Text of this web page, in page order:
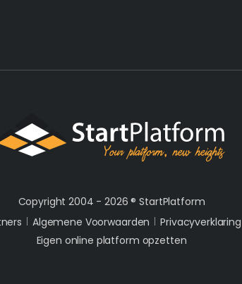
Copyright 2004 - 2026 ®StartPlatform
Algemene Voorwaarden
Privacyverklaring
Eigen online platform opzetten